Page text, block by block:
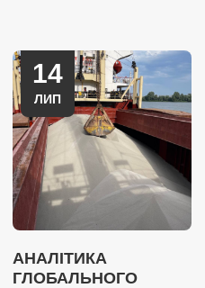
14
ЛИП
АНАЛІТИКА
ГЛОБАЛЬНОГО